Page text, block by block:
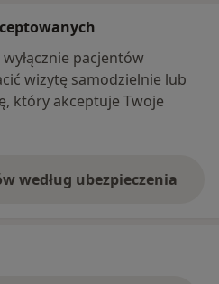
pacjentów
wizytę samodzielnie lub
który akceptuje Twoje
według ubezpieczenia